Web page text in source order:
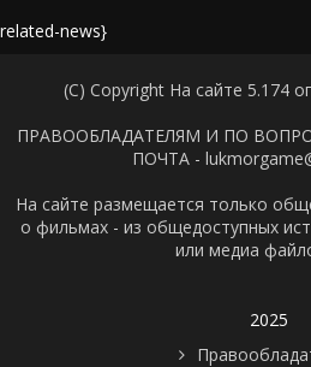
news}
(C) Copyright На сайте 5.174
ПРАВООБЛАДАТЕЛЯМ И ПО
ПОЧТА -
На сайте размещается только
о фильмах - из общедоступных
или медиа
2025